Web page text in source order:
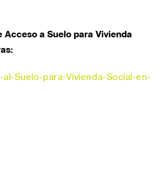
Acceso a Suelo para Vivienda
Suelo-para-Vivienda-Social-en-